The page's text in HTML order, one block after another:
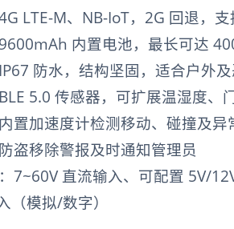
LTE-M、NB-IoT，2G 回退，
内置电池，最长可达
防水，结构坚固，适合户外
5.0 传感器，可扩展温湿度、
置加速度计检测移动、碰撞及异
盗移除警报及时通知管理员
：7~60V 直流输入、可配置 5V/
（模拟/数字）